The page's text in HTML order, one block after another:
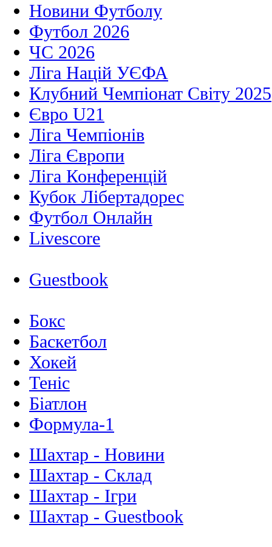
Новини Футболу
Футбол 2026
ЧС 2026
Ліга Націй УЄФА
Клубний Чемпіонат Світу 2025
Євро U21
Ліга Чемпіонів
Ліга Європи
Ліга Конференцій
Кубок Лібертадорес
Футбол Онлайн
Livescore
Guestbook
Бокс
Баскетбол
Хокей
Теніс
Біатлон
Формула-1
Шахтар - Новини
Шахтар - Склад
Шахтар - Ігри
Шахтар - Guestbook